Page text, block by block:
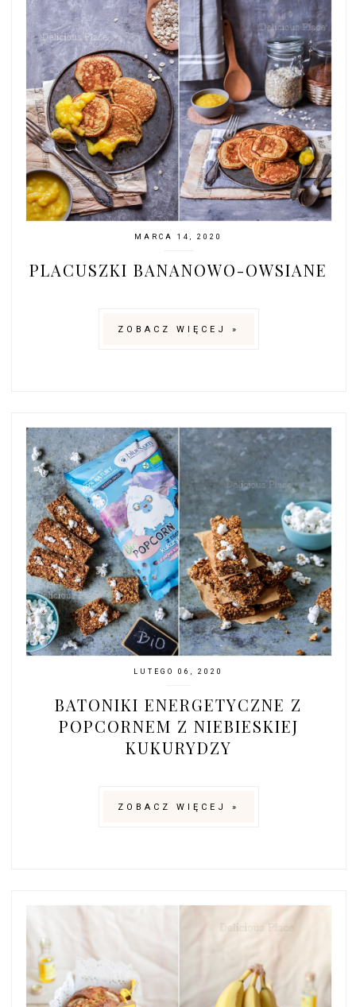
MARCA 14, 2020
PLACUSZKI BANANOWO-OWSIANE
ZOBACZ WIĘCEJ »
LUTEGO 06, 2020
BATONIKI ENERGETYCZNE Z
POPCORNEM Z NIEBIESKIEJ
KUKURYDZY
ZOBACZ WIĘCEJ »